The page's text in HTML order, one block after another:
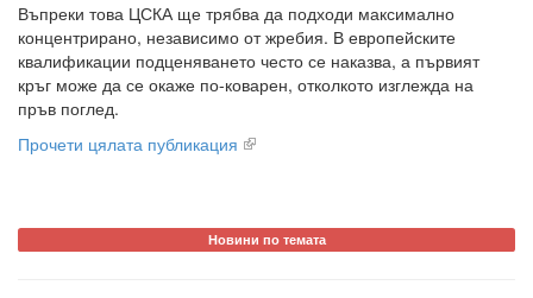
Въпреки това ЦСКА ще трябва да подходи максимално
концентрирано, независимо от жребия. В европейските
квалификации подценяването често се наказва, а първият
кръг може да се окаже по-коварен, отколкото изглежда на
пръв поглед.
Прочети цялата публикация
Новини по темата